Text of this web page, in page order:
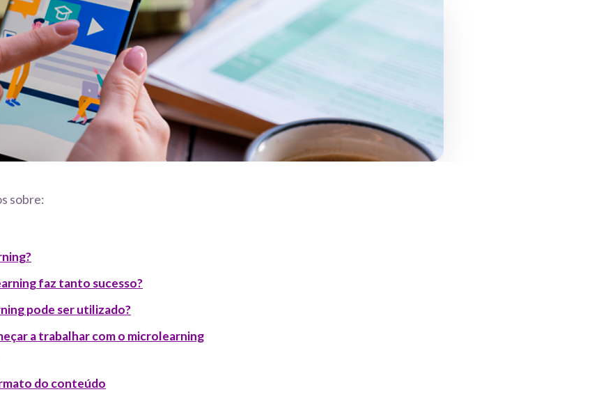
sobre:
faz tanto sucesso?
pode ser utilizado?
a trabalhar com o microlearning
do conteúdo